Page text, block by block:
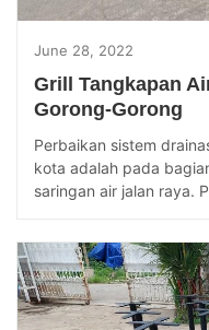
June 28, 2022
Grill Tangkapan
Gorong-Gorong
Perbaikan sistem
kota adalah pada
saringan air jalan raya.